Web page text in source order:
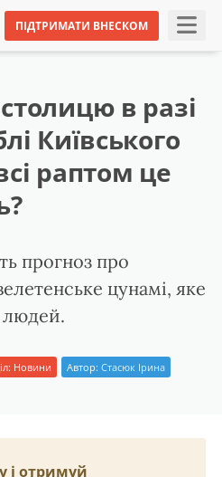
ПІДТРИМАТИ ВНЕСКОМ
в разі
Київського
раптом це
прогноз про
цунамі, яке
людей.
Новини Автор: Стасюк Ірина
і отримуй